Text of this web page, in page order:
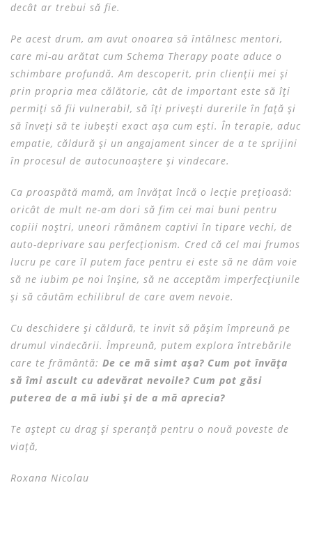
decât ar trebui să fie.
Pe acest drum, am avut onoarea să întâlnesc mentori,
care mi-au arătat cum Schema Therapy poate aduce o
schimbare profundă. Am descoperit, prin clienții mei și
prin propria mea călătorie, cât de important este să îți
permiți să fii vulnerabil, să îți privești durerile în față și
să înveți să te iubești exact așa cum ești. În terapie, aduc
empatie, căldură și un angajament sincer de a te sprijini
în procesul de autocunoaștere și vindecare.
Ca proaspătă mamă, am învățat încă o lecție prețioasă:
oricât de mult ne-am dori să fim cei mai buni pentru
copiii noștri, uneori rămânem captivi în tipare vechi, de
auto-deprivare sau perfecționism. Cred că cel mai frumos
lucru pe care îl putem face pentru ei este să ne dăm voie
să ne iubim pe noi înșine, să ne acceptăm imperfecțiunile
și să căutăm echilibrul de care avem nevoie.
Cu deschidere și căldură, te invit să pășim împreună pe
drumul vindecării. Împreună, putem explora întrebările
care te frământă: De ce mă simt așa? Cum pot învăța
să îmi ascult cu adevărat nevoile? Cum pot găsi
puterea de a mă iubi și de a mă aprecia?
Te aștept cu drag și speranță pentru o nouă poveste de
viață,
Roxana Nicolau